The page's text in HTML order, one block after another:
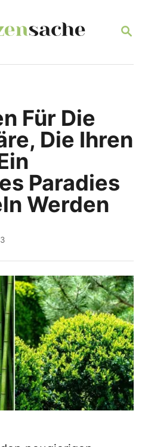
S
R
Für Die
Die Ihren
Paradies
Werden